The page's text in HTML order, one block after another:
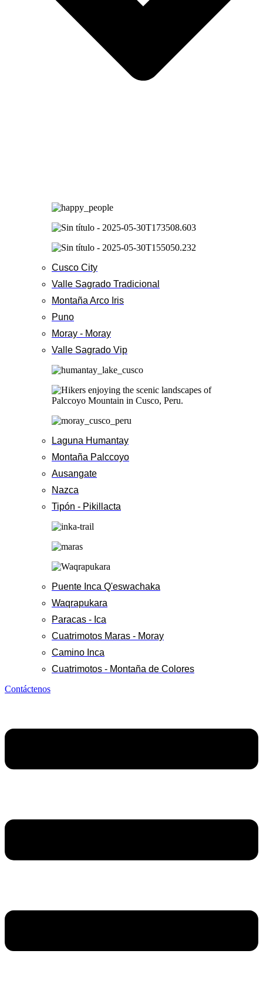
Cusco City
Valle Sagrado Tradicional
Montaña Arco Iris
Puno
Moray - Moray
Valle Sagrado Vip
Laguna Humantay
Montaña Palccoyo
Ausangate
Nazca
Tipón - Pikillacta
Puente Inca Q'eswachaka
Waqrapukara
Paracas - Ica
Cuatrimotos Maras - Moray
Camino Inca
Cuatrimotos - Montaña de Colores
Contáctenos